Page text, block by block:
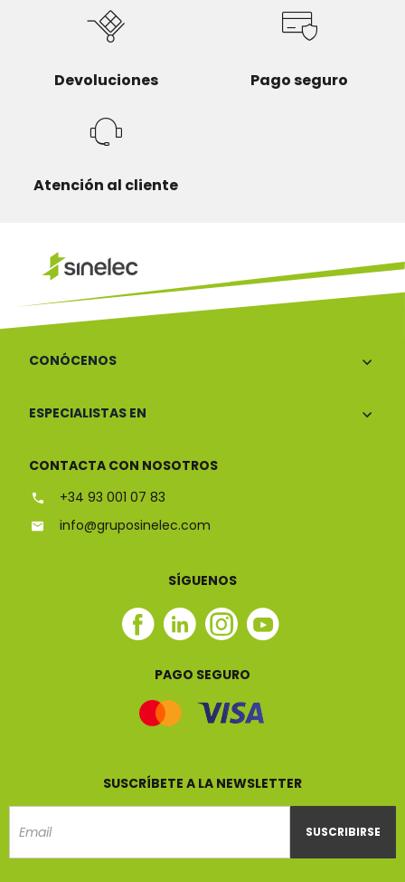
Devoluciones Pago seguro
Atención al cliente
CONÓCENOS
ESPECIALISTAS EN
CONTACTA CON NOSOTROS
+34 93 001 07 83
info@gruposinelec.com
SÍGUENOS
Facebook
Linkedin
Instagram
Youtube
PAGO SEGURO
SUSCRÍBETE A LA NEWSLETTER
SUSCRIBIRSE